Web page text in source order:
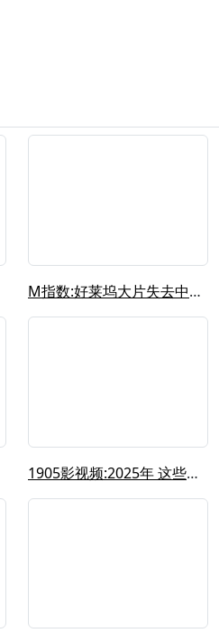
M指数:好莱坞大片失去中国市场的垄断...
1905影视频:2025年 这些新片...